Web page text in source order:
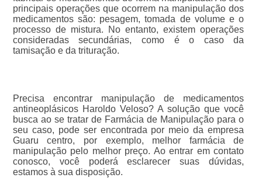
principais operações que ocorrem na manipulação dos
medicamentos são: pesagem, tomada de volume e o
processo de mistura. No entanto, existem operações
consideradas secundárias, como é o caso da
tamisação e da trituração.
Precisa encontrar manipulação de medicamentos
antineoplásicos Haroldo Veloso? A solução que você
busca ao se tratar de Farmácia de Manipulação para o
seu caso, pode ser encontrada por meio da empresa
Guaru centro, por exemplo, melhor farmácia de
manipulação pelo melhor preço. Ao entrar em contato
conosco, você poderá esclarecer suas dúvidas,
estamos à sua disposição.